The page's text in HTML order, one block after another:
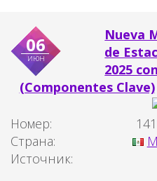
06
июн
Nueva
de
2025
(Componentes Clave)
Номер:
Страна:
Источник: